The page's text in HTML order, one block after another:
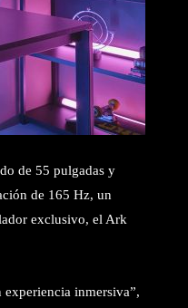
de 55 pulgadas y
de 165 Hz, un
exclusivo, el Ark
inmersiva”,